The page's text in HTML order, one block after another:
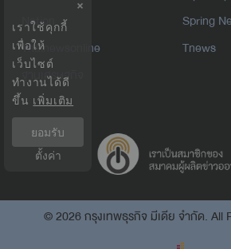
Nation
Spring
Thainewsonline
Tnews
ฐานเศรษฐกิจ
©2026กรุงเทพธุรกิจ มีเดีย จำกัด. All
×
เราใช้คุกกี้
เพื่อให้
เว็บไซต์
ทำงานได้ดี
ขึ้น เพิ่มเติม
ยอมรับ
ตั้งค่า